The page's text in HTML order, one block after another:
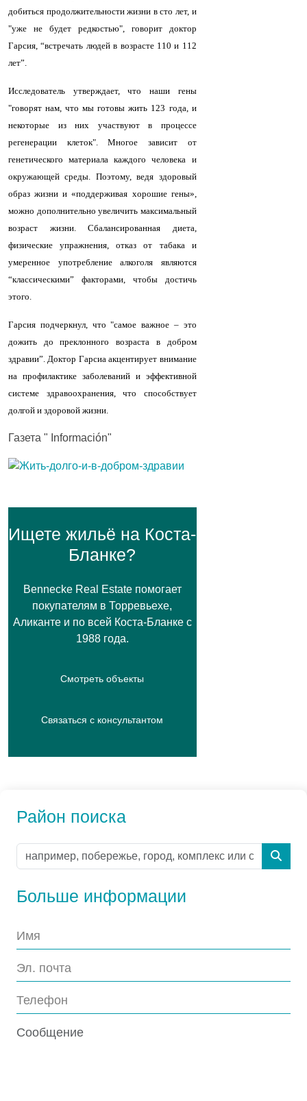
добиться продолжительности жизни в сто лет, и
"уже не будет редкостью", говорит доктор
Гарсия, “встречать людей в возрасте 110 и 112
лет”.
Исследователь утверждает, что наши гены
"говорят нам, что мы готовы жить 123 года, и
некоторые из них участвуют в процессе
регенерации клеток". Многое зависит от
генетического материала каждого человека и
окружающей среды. Поэтому, ведя здоровый
образ жизни и «поддерживая хорошие гены»,
можно дополнительно увеличить максимальный
возраст жизни. Сбалансированная диета,
физические упражнения, отказ от табака и
умеренное употребление алкоголя являются
“классическими” факторами, чтобы достичь
этого.
Гарсия подчеркнул, что "самое важное – это
дожить до преклонного возраста в добром
здравии”. Доктор Гарсиа акцентирует внимание
на профилактике заболеваний и эффективной
системе здравоохранения, что способствует
долгой и здоровой жизни.
Газета " Información"
Ищете жильё на Коста-
Бланке?
Bennecke Real Estate помогает
покупателям в Торревьехе,
Аликанте и по всей Коста-Бланке с
1988 года.
Смотреть объекты
Связаться с консультантом
Район поиска
Больше информации